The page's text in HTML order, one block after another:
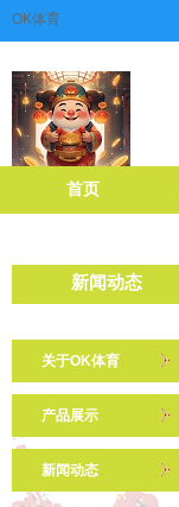
OK体育
首页
新闻动态
关于OK体育
产品展示
新闻动态